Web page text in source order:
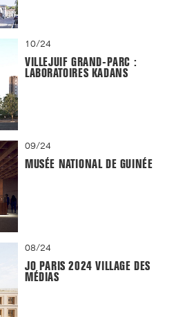
10/24
VILLEJUIF GRAND-PARC :
LABORATOIRES KADANS
09/24
MUSÉE NATIONAL DE GUINÉE
08/24
JO PARIS 2024 VILLAGE DES
MÉDIAS